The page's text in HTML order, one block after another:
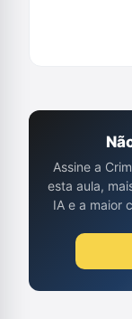
Assine a
esta aula,
IA e a maior